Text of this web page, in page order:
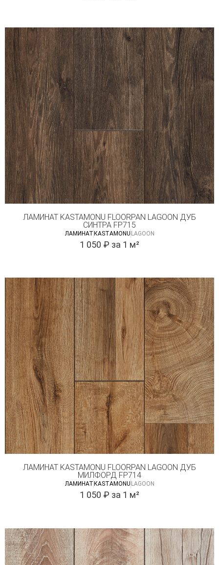
ЛАМИНАТ KASTAMONU FLOORPAN LAGOON ДУБ
СИНТРА FP715
ЛАМИНАТ КASTAMONU LAGOON
1 050 ₽ за 1 м²
ЛАМИНАТ KASTAMONU FLOORPAN LAGOON ДУБ
МИЛФОРД FP714
ЛАМИНАТ КASTAMONU LAGOON
1 050 ₽ за 1 м²